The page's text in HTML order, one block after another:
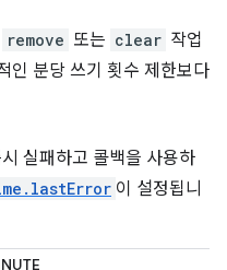
remove 또는 clear 작업
인 분당 쓰기 횟수 제한보다
실패하고 콜백을 사용하
이 설정됩니